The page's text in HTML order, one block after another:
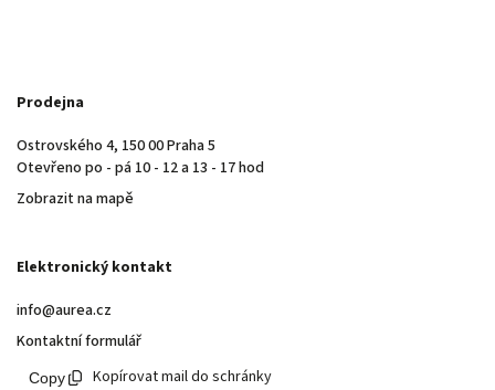
Prodejna
Ostrovského 4, 150 00 Praha 5
Otevřeno po - pá 10 - 12 a 13 - 17 hod
Zobrazit na mapě
Elektronický kontakt
info@aurea.cz
Kontaktní formulář
Kopírovat mail do schránky